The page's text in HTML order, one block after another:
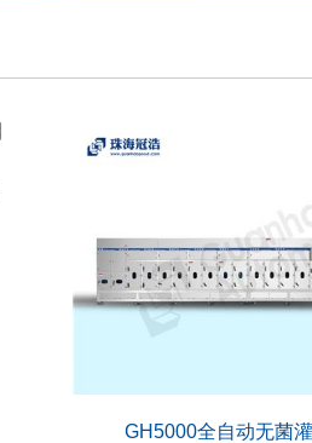
GH5000全自动无菌